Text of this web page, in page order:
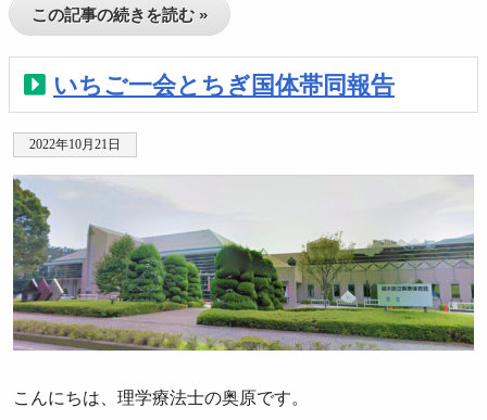
この記事の続きを読む »
いちご一会とちぎ国体帯同報告
2022年10月21日
こんにちは、理学療法士の奥原です。